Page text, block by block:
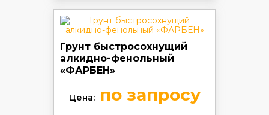
Грунт быстросохнущий
алкидно-фенольный
«ФАРБЕН»
Цена:по запросу